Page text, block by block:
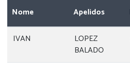
Nome Apelidos
IVAN
LOPEZ
BALADO